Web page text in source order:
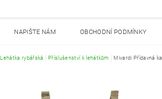
NAPIŠTE NÁM OBCHODNÍ PODMÍNKY
Lehátka rybářská Příslušenství k lehátkům Mivardi Přídavná